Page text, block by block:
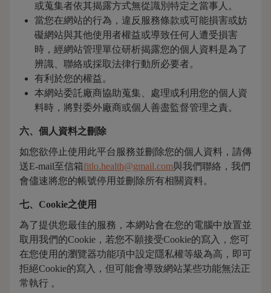
或蒐集者依其揭露方式無從識別特定之當事人。
當您在網站的行為，違反服務條款或可能損害或妨
礙網站與其他使用者權益或導致任何人遭受損害
時，經網站管理單位研析揭露您的個人資料是為了
辨識、聯絡或採取法律行動所必要者。
有利於您的權益。
本網站委託廠商協助蒐集、處理或利用您的個人資
料時，將對委外廠商或個人善盡監督管理之責。
六、個人資料之刪除
如您欲停止使用此平台服務並刪除您的個人資料，請傳
送E-mail至信箱fitlo.health@gmail.com與我們聯絡，我們
會儘速將您的帳號停用並刪除所有相關資料。
七、Cookie之使用
為了提供您最佳的服務，本網站會在您的電腦中放置並
取用我們的Cookie，若您不願接受Cookie的寫入，您可
在您使用的瀏覽器功能項中設定隱私權等級為高，即可
拒絕Cookie的寫入，但可能會導致網站某些功能無法正
常執行 。